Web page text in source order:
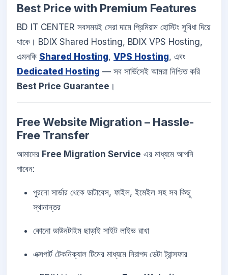
Best Price with Premium Features
BD IT CENTER সবসময়ই সেরা দামে প্রিমিয়াম হোস্টিং সুবিধা দিয়ে
থাকে। BDIX Shared Hosting, BDIX VPS Hosting,
এমনকি Shared Hosting, VPS Hosting, এবং
Dedicated Hosting — সব সার্ভিসেই আমরা নিশ্চিত করি
Best Price Guarantee ।
Free Website Migration – Hassle-
Free Transfer
আমাদের Free Migration Service এর মাধ্যমে আপনি
পাবেন:
পুরনো সার্ভার থেকে ডাটাবেস, ফাইল, ইমেইল সহ সব কিছু
স্থানান্তর
কোনো ডাউনটাইম ছাড়াই সাইট লাইভ রাখা
এক্সপার্ট টেকনিক্যাল টিমের মাধ্যমে নিরাপদ ডেটা ট্রান্সফার